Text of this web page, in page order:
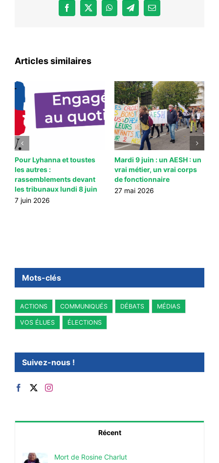
Facebook
X WhatsAppTelegramEmail
Articles similaires
Pour Lyhanna et toustes
les autres :
rassemblements devant
les tribunaux lundi 8 juin
7 juin 2026
Mardi 9 juin : un AESH : un
vrai métier, un vrai corps
de fonctionnaire
27 mai 2026
Mots-clés
ACTIONS COMMUNIQUÉS DÉBATS MÉDIAS
VOS ÉLUES ÉLECTIONS
Suivez-nous !
Récent
Mort de Rosine Charlut